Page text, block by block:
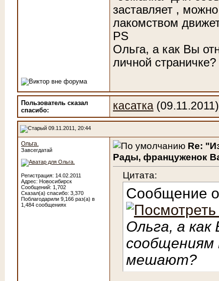
заставляет ,
лакомством
PS
Ольга, а как Вы
личной
Пользователь сказал
cпасибо:
касатка (09.11.2011)
09.11.2011, 20:44
Ольга.
Завсегдатай
Регистрация: 14.02.2011
Адрес: Новосибирск
Сообщений: 1,702
Сказал(а) спасибо: 3,370
Поблагодарили 9,166 раз(а) в
1,484 сообщениях
Re:
Рады, француженок
Цитата:
Сообщение
Ольга, а
сообщениям
мешают?